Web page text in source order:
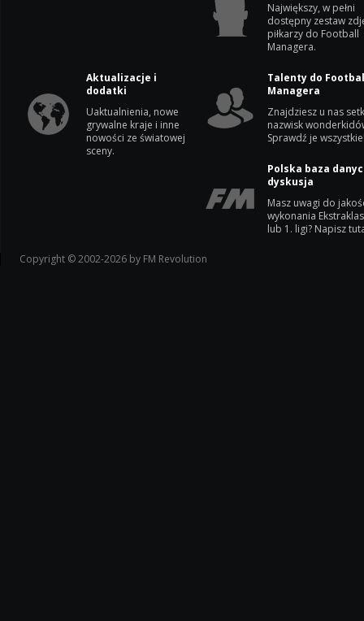
Największy, w pełni
dostępny zestaw
piłkarzy do Football
Managera.
Aktualizacje i
dodatki
Uaktualnienia, nowe
grywalne kraje i inne
nowości ze światowej
sceny.
Talenty do
Managera
Znajdziesz u nas
nazwisk
Sprawdź je
Polska baza
dyskusja
Masz uwagi do
wykonania
lub 1. ligi? Napisz
Copyright © 2002-2026 by FM Revolution